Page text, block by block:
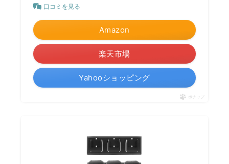
口コミを見る
Amazon
楽天市場
Yahooショッピング
ポチップ